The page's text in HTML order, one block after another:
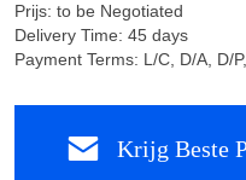
Prijs: to be Negotiated
Delivery Time: 45 days
Payment Terms: L/C, D/A, D/
Krijg Beste